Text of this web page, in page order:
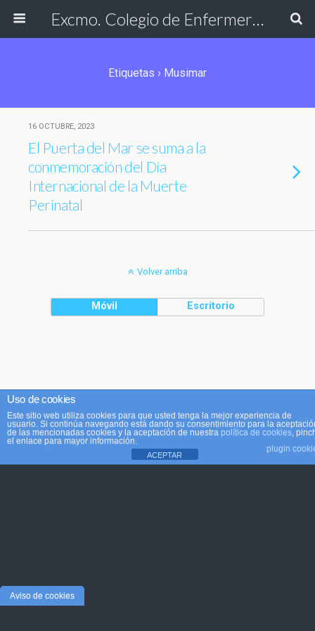
Excmo. Colegio de Enfermería de Cádiz
Etiquetas › Musimar
16 OCTUBRE, 2023
El Puerta del Mar se suma a la
conmemoración del Día
Internacional de la Muerte
Perinatal
Volver arriba
Móvil Escritorio
Uso de cookies
Este sitio web utiliza cookies para que usted tenga la mejor experiencia de
usuario. Si continúa navegando está dando su consentimiento para la
de las mencionadas cookies y la aceptación de nuestra política de cookies,
el enlace para mayor información.
plugin
ACEPTAR
Aviso de cookies